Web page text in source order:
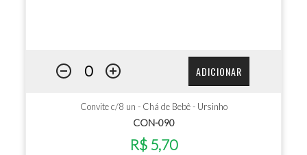
ADICIONAR
Convite c/8 un - Chá de Bebê - Ursinho
CON-090
R$ 5,70